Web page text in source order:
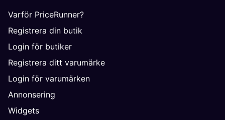
Varför PriceRunner?
Registrera din butik
Login för butiker
Registrera ditt varumärke
Login för varumärken
Annonsering
Widgets